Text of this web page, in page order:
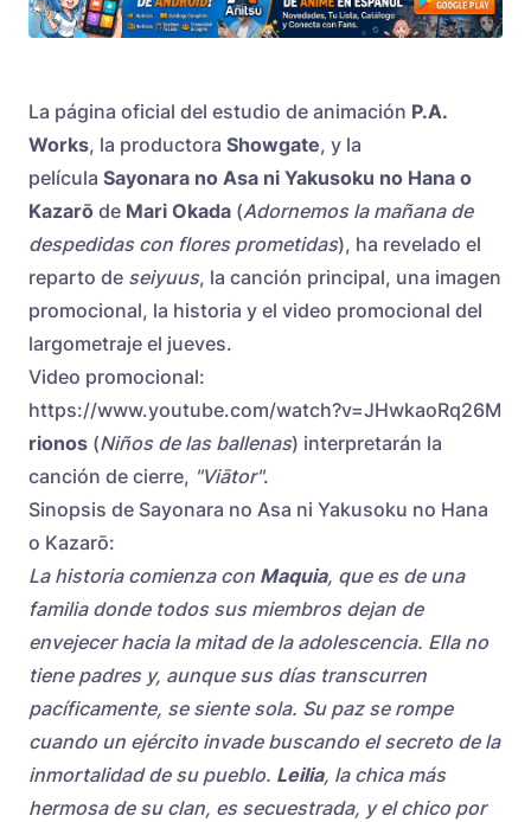
La página oficial del estudio de animación P.A.
Works, la productora Showgate, y la
película Sayonara no Asa ni Yakusoku no Hana o
Kazarō de Mari Okada (Adornemos la mañana de
despedidas con flores prometidas), ha revelado el
reparto de seiyuus, la canción principal, una imagen
promocional, la historia y el video promocional del
largometraje el jueves.
Video promocional:
https://www.youtube.com/watch?v=JHwkaoRq26M
rionos (Niños de las ballenas) interpretarán la
canción de cierre, "Viātor".
Sinopsis de Sayonara no Asa ni Yakusoku no Hana
o Kazarō:
La historia comienza con Maquia, que es de una
familia donde todos sus miembros dejan de
envejecer hacia la mitad de la adolescencia. Ella no
tiene padres y, aunque sus días transcurren
pacíficamente, se siente sola. Su paz se rompe
cuando un ejército invade buscando el secreto de la
inmortalidad de su pueblo. Leilia, la chica más
hermosa de su clan, es secuestrada, y el chico por